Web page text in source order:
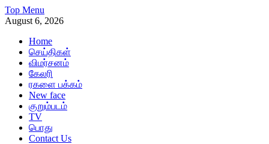
Skip
to
Top Menu
August 6, 2026
Home
செய்திகள்
விமர்சனம்
கேலரி
ரகளை பக்கம்
New face
குறும்படம்
TV
பொது
Contact Us